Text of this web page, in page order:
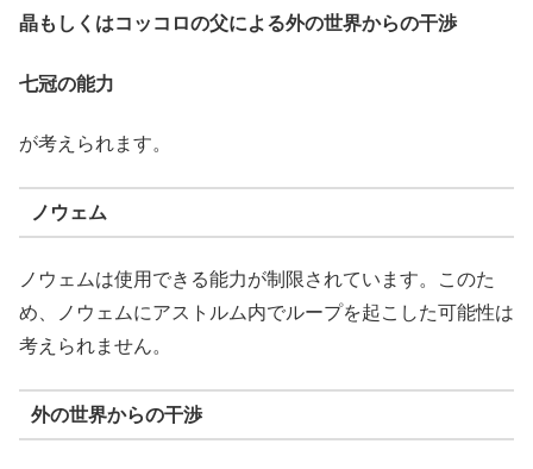
晶もしくはコッコロの父による外の世界からの干渉
七冠の能力
が考えられます。
ノウェム
ノウェムは使用できる能力が制限されています。このた
め、ノウェムにアストルム内でループを起こした可能性は
考えられません。
外の世界からの干渉